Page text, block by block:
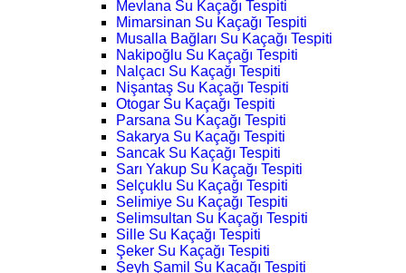
Mevlana Su Kaçağı Tespiti
Mimarsinan Su Kaçağı Tespiti
Musalla Bağları Su Kaçağı Tespiti
Nakipoğlu Su Kaçağı Tespiti
Nalçacı Su Kaçağı Tespiti
Nişantaş Su Kaçağı Tespiti
Otogar Su Kaçağı Tespiti
Parsana Su Kaçağı Tespiti
Sakarya Su Kaçağı Tespiti
Sancak Su Kaçağı Tespiti
Sarı Yakup Su Kaçağı Tespiti
Selçuklu Su Kaçağı Tespiti
Selimiye Su Kaçağı Tespiti
Selimsultan Su Kaçağı Tespiti
Sille Su Kaçağı Tespiti
Şeker Su Kaçağı Tespiti
Şeyh Şamil Su Kaçağı Tespiti